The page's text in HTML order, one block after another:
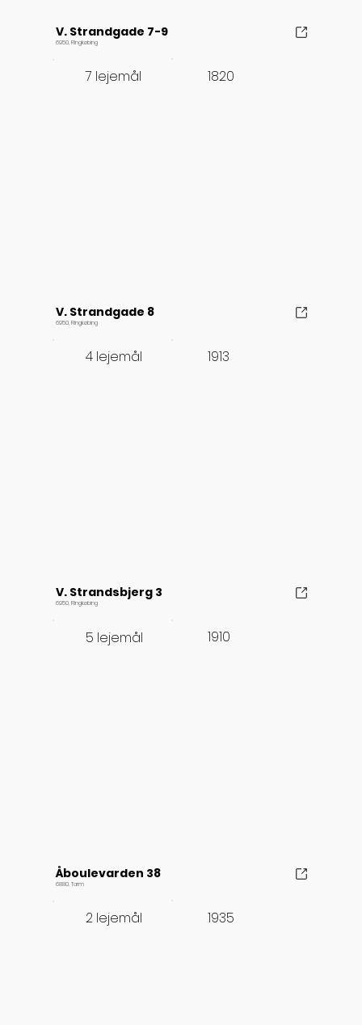
V. Strandgade 7-9
6950, Ringkøbing
7 lejemål 1820
V. Strandgade 8
6950, Ringkøbing
4 lejemål 1913
V. Strandsbjerg 3
6950, Ringkøbing
5 lejemål 1910
Åboulevarden 38
6880, Tarm
2 lejemål 1935